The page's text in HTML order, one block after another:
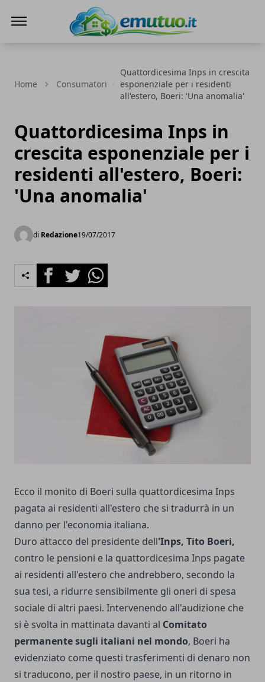
Home Consumatori
Quattordicesima Inps in crescita
esponenziale per i residenti
all'estero, Boeri: 'Una anomalia'
Quattordicesima Inps in
crescita esponenziale per i
residenti all'estero, Boeri:
'Una anomalia'
di Redazione19/07/2017
FacebookTwitterWhatsapp
Ecco il monito di Boeri sulla quattordicesima Inps
pagata ai residenti all'estero che si tradurrà in un
danno per l'economia italiana.
Duro attacco del presidente dell'Inps, Tito Boeri,
contro le pensioni e la quattordicesima Inps pagate
ai residenti all'estero che andrebbero, secondo la
sua tesi, a ridurre sensibilmente gli oneri di spesa
sociale di altri paesi. Intervenendo all'audizione che
si è svolta in mattinata davanti al Comitato
permanente sugli italiani nel mondo, Boeri ha
evidenziato come questi trasferimenti di denaro non
si traducono, per il nostro paese, in un ritorno in